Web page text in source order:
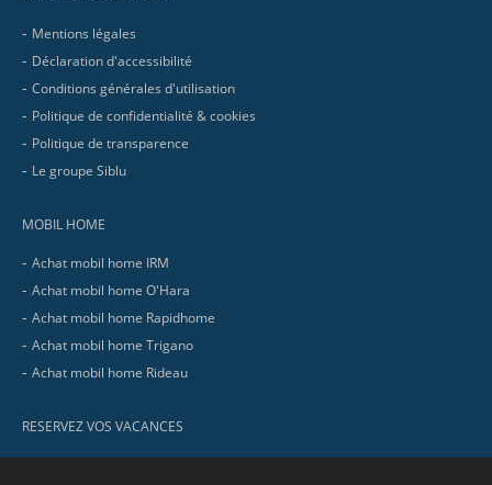
Mentions légales
Déclaration d'accessibilité
Conditions générales d'utilisation
Politique de confidentialité & cookies
Politique de transparence
Le groupe Siblu
MOBIL HOME
Achat mobil home IRM
Achat mobil home O'Hara
Achat mobil home Rapidhome
Achat mobil home Trigano
Achat mobil home Rideau
RESERVEZ VOS VACANCES